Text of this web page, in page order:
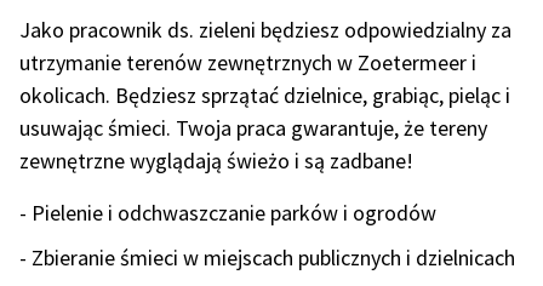
Jako pracownik ds. zieleni będziesz odpowiedzialny za
utrzymanie terenów zewnętrznych w Zoetermeer i
okolicach. Będziesz sprzątać dzielnice, grabiąc, pieląc i
usuwając śmieci. Twoja praca gwarantuje, że tereny
zewnętrzne wyglądają świeżo i są zadbane!
- Pielenie i odchwaszczanie parków i ogrodów
- Zbieranie śmieci w miejscach publicznych i dzielnicach